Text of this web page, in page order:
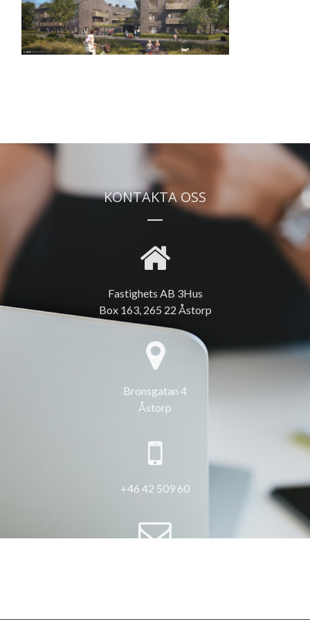
KONTAKTA OSS
Fastighets AB 3Hus
Box 163, 265 22 Åstorp
Bronsgatan 4
Åstorp
+46 42 509 60